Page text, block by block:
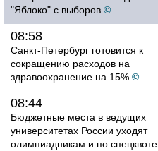
"Яблоко" с выборов ©
08:58
Санкт-Петербург готовится к
сокращению расходов на
здравоохранение на 15% ©
08:44
Бюджетные места в ведущих
университетах России уходят
олимпиадникам и по спецквоте